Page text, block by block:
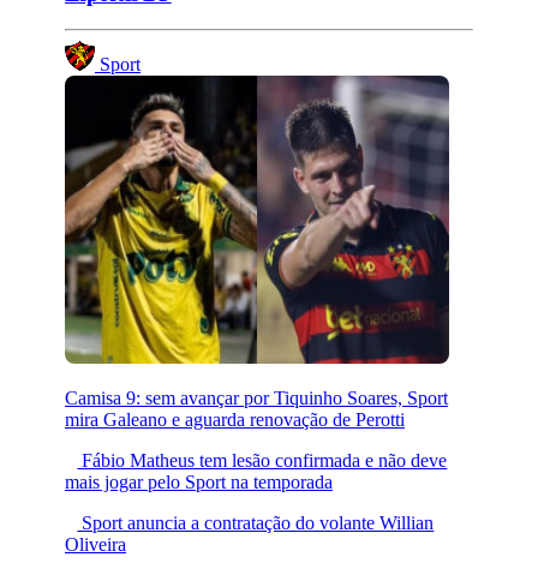
Sport
Camisa 9: sem avançar por Tiquinho Soares, Sport
mira Galeano e aguarda renovação de Perotti
Fábio Matheus tem lesão confirmada e não deve
mais jogar pelo Sport na temporada
Sport anuncia a contratação do volante Willian
Oliveira